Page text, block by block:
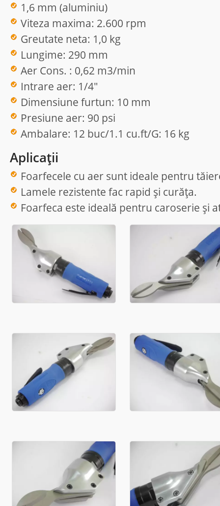
1,6 mm (aluminiu)
Viteza maxima: 2.600 rpm
Greutate neta: 1,0 kg
Lungime: 290 mm
Aer Cons. : 0,62 m3/min
Intrare aer: 1/4"
Dimensiune furtun: 10 mm
Presiune aer: 90 psi
Ambalare: 12 buc/1.1 cu.ft/G: 16 kg
Aplicații
Foarfecele cu aer sunt ideale pentru
Lamele rezistente fac rapid și curăța.
Foarfeca este ideală pentru caroserie și